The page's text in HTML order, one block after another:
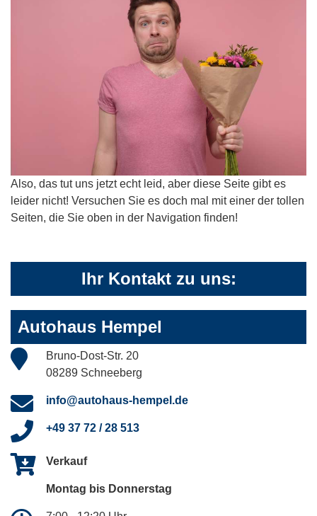
Also, das tut uns jetzt echt leid, aber diese Seite gibt es
leider nicht! Versuchen Sie es doch mal mit einer der tollen
Seiten, die Sie oben in der Navigation finden!
Ihr Kontakt zu uns:
Autohaus Hempel
Bruno-Dost-Str. 20
08289 Schneeberg
info@autohaus-hempel.de
+49 37 72 / 28 513
Verkauf
Montag bis Donnerstag